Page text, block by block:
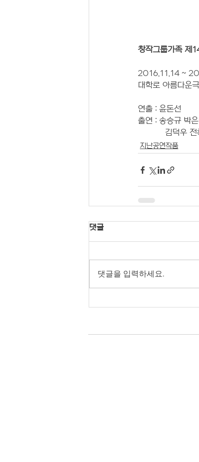
창작그룹가족 제
2016.11.14 ~
대학로 아름다운
연출 : 윤돈선
출연 : 송승규 박
지난공연작품
댓글
댓글을 입력하세요.